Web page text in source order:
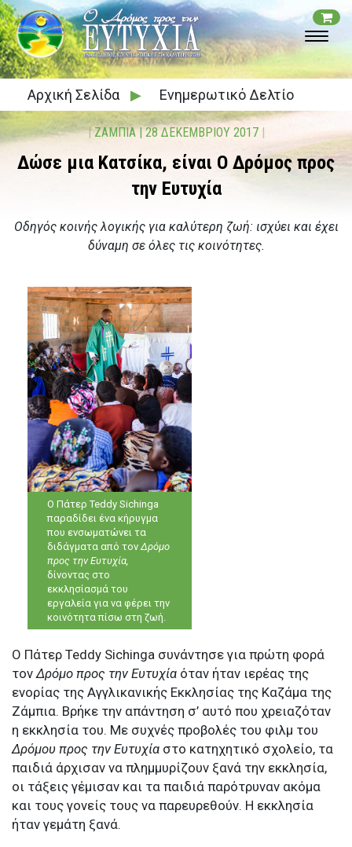
Αρχική Σελίδα ▶ Ενημερωτικό Δελτίο
|ΖAΜΠΙΑ| 28 ΔΕΚΕΜΒΡΙΟΥ 2017 |
Δώσε μια Κατσίκα, είναι Ο Δρόμος προς
την Ευτυχία
Οδηγός κοινής λογικής για καλύτερη ζωή: ισχύει και έχει
δύναμη σε όλες τις κοινότητες.
Ο Πάτερ Teddy Sichinga
παραδίδει ένα κήρυγμα
που ενσωματώνει τα
διδάγματα από τον Δρόμο
προς την Ευτυχία,
δίνοντας στο
εκκλησίασμά του
εργαλεία για να φέρει την
κοινότητα πίσω στη ζωή.
Ο Πάτερ Teddy Sichinga συνάντησε για πρώτη φορά
τονΔρόμο προς την Ευτυχία όταν ήταν ιερέας της
ενορίας της Αγγλικανικής Εκκλησίας της Καζάμα της
Ζάμπια. Βρήκε την απάντηση σ’ αυτό που χρειαζόταν
η εκκλησία του. Με συχνές προβολές του φιλμ του
Δρόμου προς την Ευτυχία στο κατηχητικό σχολείο, τα
παιδιά άρχισαν να πλημμυρίζουν ξανά την εκκλησία,
οι τάξεις γέμισαν και τα παιδιά παρότρυναν ακόμα
και τους γονείς τους να παρευρεθούν. Η εκκλησία
ήταν γεμάτη ξανά.